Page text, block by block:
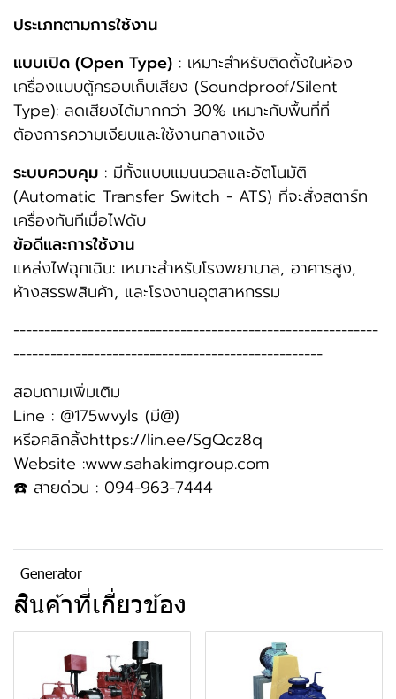
ประเภทตามการใช้งาน
แบบเปิด (Open Type) : เหมาะสำหรับติดตั้งในห้อง
เครื่องแบบตู้ครอบเก็บเสียง (Soundproof/Silent
Type): ลดเสียงได้มากกว่า 30% เหมาะกับพื้นที่ที่
ต้องการความเงียบและใช้งานกลางแจ้ง
ระบบควบคุม : มีทั้งแบบแมนนวลและอัตโนมัติ
(Automatic Transfer Switch - ATS) ที่จะสั่งสตาร์ท
เครื่องทันทีเมื่อไฟดับ
ข้อดีและการใช้งาน
แหล่งไฟฉุกเฉิน: เหมาะสำหรับโรงพยาบาล, อาคารสูง,
ห้างสรรพสินค้า, และโรงงานอุตสาหกรรม
-----------------------------------------------------------
--------------------------------------------------
สอบถามเพิ่มเติม
Line : @175wvyls (มี@)
หรือคลิกลิ้งhttps://lin.ee/SgQcz8q
Website :www.sahakimgroup.com
☎️ สายด่วน : 094-963-7444
Generator
สินค้าที่เกี่ยวข้อง